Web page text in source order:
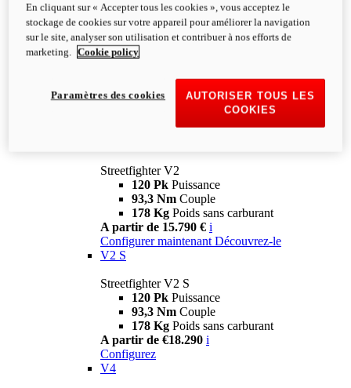
Streetfighter V2
120 Pk Puissance
93,3 Nm Couple
178 Kg Poids sans carburant
A partir de 15.790 € i
Configurer maintenant Découvrez-le
V2 S
Streetfighter V2 S
120 Pk Puissance
93,3 Nm Couple
178 Kg Poids sans carburant
A partir de €18.290 i
Configurez
V4
En cliquant sur « Accepter tous les cookies », vous acceptez le
stockage de cookies sur votre appareil pour améliorer la navigation
sur le site, analyser son utilisation et contribuer à nos efforts de
marketing.
Cookie policy
AUTORISER TOUS LES
COOKIES
Paramètres des cookies